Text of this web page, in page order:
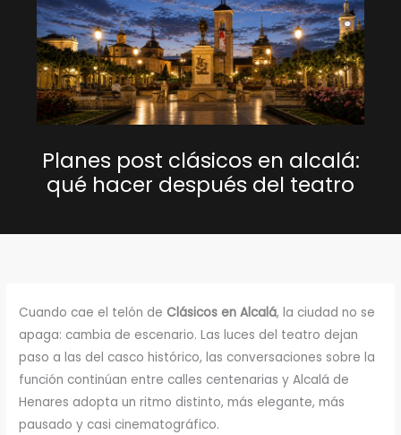
Planes post clásicos en alcalá:
qué hacer después del teatro
Cuando cae el telón de Clásicos en Alcalá, la ciudad no se
apaga: cambia de escenario. Las luces del teatro dejan
paso a las del casco histórico, las conversaciones sobre la
función continúan entre calles centenarias y Alcalá de
Henares adopta un ritmo distinto, más elegante, más
pausado y casi cinematográfico.